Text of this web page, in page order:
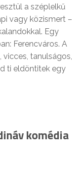
a széplelkű
vagy közismert –
Egy
Ferencváros. A
tanulságos,
ti eldöntitek egy
komédia